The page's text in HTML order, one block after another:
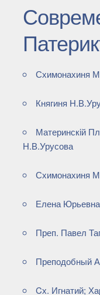
Схимонахиня
Княгиня
Материнскiй
Н.В.Урусова
Схимонахиня
Елена
Преп. Павел
Преподобный
Cх. Игнатий;